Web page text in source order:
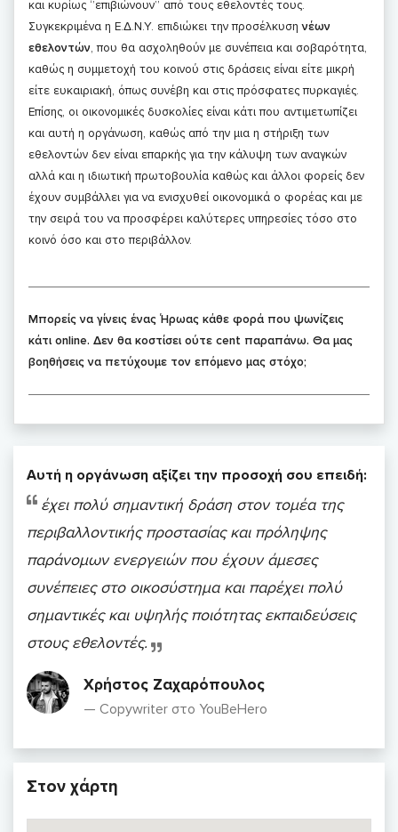
και κυρίως ‘’επιβιώνουν’’ από τους εθελοντές τους.
Συγκεκριμένα η Ε.Δ.Ν.Υ. επιδιώκει την προσέλκυσηνέων
εθελοντών, που θα ασχοληθούν με συνέπεια και σοβαρότητα,
καθώς η συμμετοχή του κοινού στις δράσεις είναι είτε μικρή
είτε ευκαιριακή, όπως συνέβη και στις πρόσφατες πυρκαγιές.
Επίσης, οι οικονομικές δυσκολίες είναι κάτι που αντιμετωπίζει
και αυτή η οργάνωση, καθώς από την μια η στήριξη των
εθελοντών δεν είναι επαρκής για την κάλυψη των αναγκών
αλλά και η ιδιωτική πρωτοβουλία καθώς και άλλοι φορείς δεν
έχουν συμβάλλει για να ενισχυθεί οικονομικά ο φορέας και με
την σειρά του να προσφέρει καλύτερες υπηρεσίες τόσο στο
κοινό όσο και στο περιβάλλον.
Μπορείς να γίνεις ένας Ήρωας κάθε φορά που ψωνίζεις
κάτι online. Δεν θα κοστίσει ούτε cent παραπάνω. Θα μας
βοηθήσεις να πετύχουμε τον επόμενο μας στόχο;
Αυτή η οργάνωση αξίζει την προσοχή σου επειδή:
έχει πολύ σημαντική δράση στον τομέα της
περιβαλλοντικής προστασίας και πρόληψης
παράνομων ενεργειών που έχουν άμεσες
συνέπειες στο οικοσύστημα και παρέχει πολύ
σημαντικές και υψηλής ποιότητας εκπαιδεύσεις
στους εθελοντές.
Χρήστος Ζαχαρόπουλος
Copywriter στο YouBeHero
Στον χάρτη